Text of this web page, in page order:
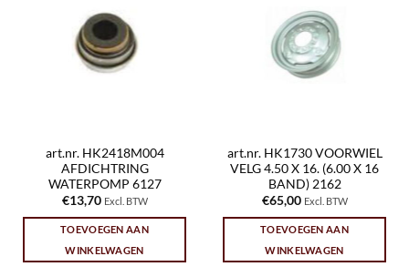
art.nr. HK2418M004
AFDICHTRING
WATERPOMP 6127
€13,70 Excl. BTW
TOEVOEGEN AAN
WINKELWAGEN
art.nr. HK1730 VOORWIEL
VELG 4.50 X 16. (6.00 X 16
BAND) 2162
€65,00 Excl. BTW
TOEVOEGEN AAN
WINKELWAGEN